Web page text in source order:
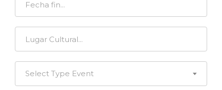
Select Type Event